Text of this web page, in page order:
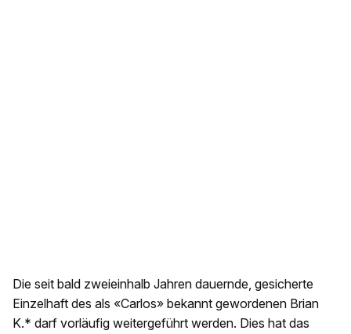
Die seit bald zweieinhalb Jahren dauernde, gesicherte
Einzelhaft des als «Carlos» bekannt gewordenen Brian
K.* darf vorläufig weitergeführt werden. Dies hat das